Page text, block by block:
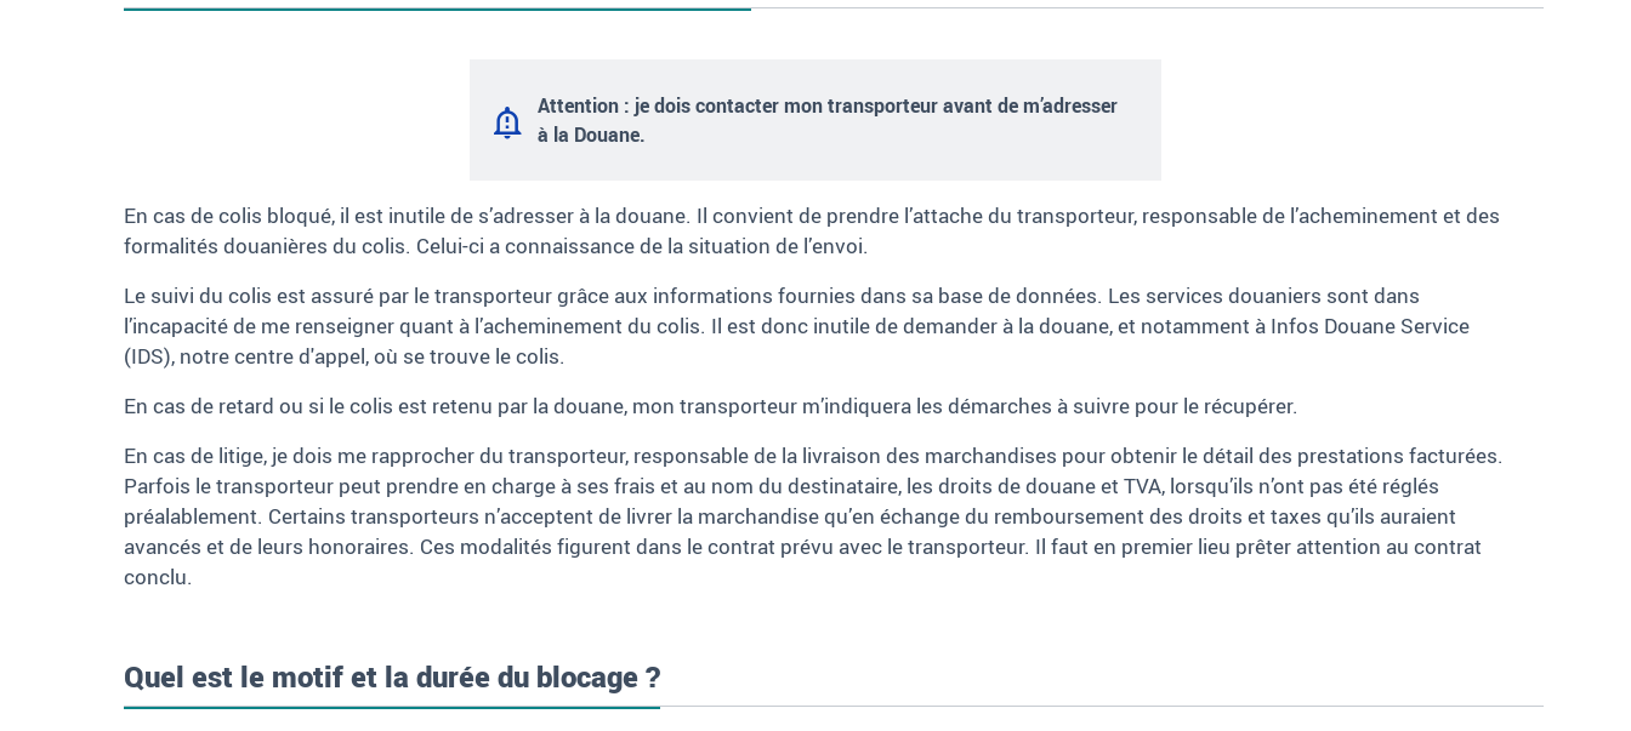
Attention : je dois contacter mon transporteur avant de m’adresser
à la Douane.
En cas de colis bloqué, il est inutile de s’adresser à la douane. Il convient de prendre l’attache du transporteur, responsable de l’acheminement et des
formalités douanières du colis. Celui-ci a connaissance de la situation de l’envoi.
Le suivi du colis est assuré par le transporteur grâce aux informations fournies dans sa base de données. Les services douaniers sont dans
l’incapacité de me renseigner quant à l’acheminement du colis. Il est donc inutile de demander à la douane, et notamment à Infos Douane Service
(IDS), notre centre d'appel, où se trouve le colis.
En cas de retard ou si le colis est retenu par la douane, mon transporteur m’indiquera les démarches à suivre pour le récupérer.
En cas de litige, je dois me rapprocher du transporteur, responsable de la livraison des marchandises pour obtenir le détail des prestations facturées.
Parfois le transporteur peut prendre en charge à ses frais et au nom du destinataire, les droits de douane et TVA, lorsqu’ils n’ont pas été réglés
préalablement. Certains transporteurs n’acceptent de livrer la marchandise qu’en échange du remboursement des droits et taxes qu’ils auraient
avancés et de leurs honoraires. Ces modalités figurent dans le contrat prévu avec le transporteur. Il faut en premier lieu prêter attention au contrat
conclu.
Quel est le motif et la durée du blocage ?